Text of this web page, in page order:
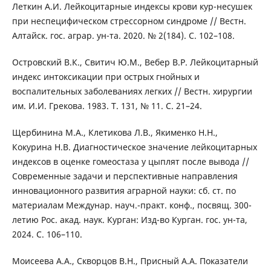
Леткин А.И. Лейкоцитарные индексы крови кур-несушек
при неспецифическом стрессорном синдроме // Вестн.
Алтайск. гос. аграр. ун-та. 2020. № 2(184). С. 102–108.
Островский В.К., Свитич Ю.М., Вебер В.Р. Лейкоцитарный
индекс интоксикации при острых гнойных и
воспалительных заболеваниях легких // Вестн. хирургии
им. И.И. Грекова. 1983. Т. 131, № 11. С. 21–24.
Щербинина М.А., Клетикова Л.В., Якименко Н.Н.,
Кокурина Н.В. Диагностическое значение лейкоцитарных
индексов в оценке гомеостаза у цыплят после вывода //
Современные задачи и перспективные направления
инновационного развития аграрной науки: сб. ст. по
материалам Междунар. науч.-практ. конф., посвящ. 300-
летию Рос. акад. наук. Курган: Изд-во Курган. гос. ун-та,
2024. С. 106–110.
Моисеева А.А., Скворцов В.Н., Присный А.А. Показатели